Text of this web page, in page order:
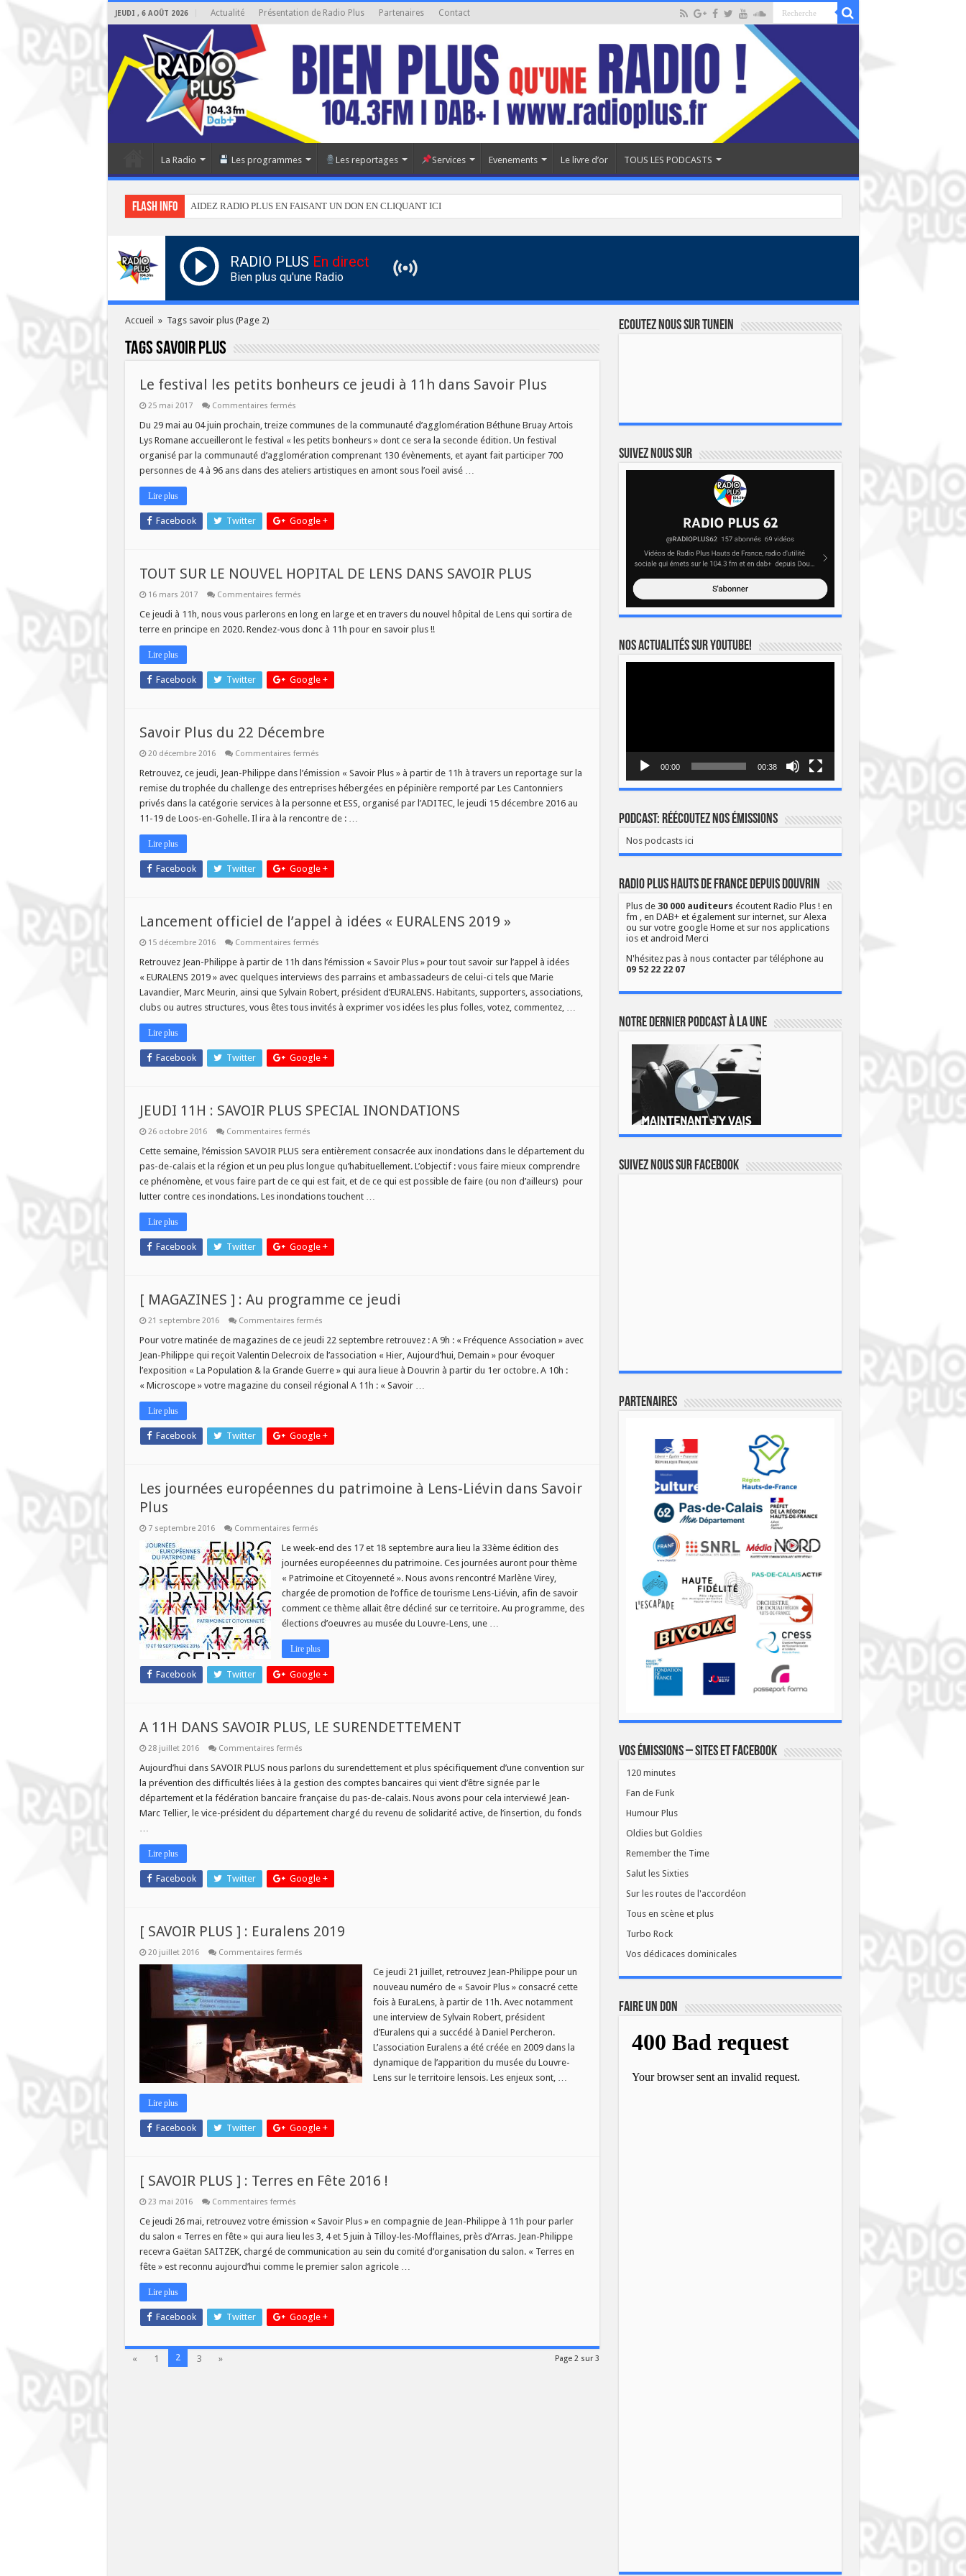
JEUDI , 6 AOÛT 2026 Actualité Présentation de Radio Plus Partenaires Contact
La Radio Les programmes Les reportages Services Evenements Le livre d’or TOUS LES PODCASTS
Flash info AIDEZ RADIO PLUS EN FAISANT UN DON EN CLIQUANT ICI
RADIO PLUS En direct
Bien plus qu'une Radio
Accueil » Tags savoir plus(Page 2)
Tagssavoir plus
Le festival les petits bonheurs ce jeudi à 11h dans Savoir Plus
25 mai 2017 Commentaires ferméssur
festival
petits
bonheurs
ce
jeudi
Plus
Du 29 mai au 04 juin prochain, treize communes de la communauté d’agglomération Béthune Bruay Artois
Lys Romane accueilleront le festival « les petits bonheurs » dont ce sera la seconde édition. Un festival
organisé par la communauté d’agglomération comprenant 130 évènements, et ayant fait participer 700
personnes de 4 à 96 ans dans des ateliers artistiques en amont sous l’oeil avisé …
Lire plus
Facebook Twitter Google +
TOUT SUR LE NOUVEL HOPITAL DE LENS DANS SAVOIR PLUS
16 mars 2017 Commentaires ferméssur
SUR
NOUVEL
SAVOIR
PLUS
Ce jeudi à 11h, nous vous parlerons en long en large et en travers du nouvel hôpital de Lens qui sortira de
terre en principe en 2020. Rendez-vous donc à 11h pour en savoir plus !!
Lire plus
Facebook Twitter Google +
Savoir Plus du 22 Décembre
20 décembre 2016 Commentaires ferméssur
Plus
22
Décembre
Retrouvez, ce jeudi, Jean-Philippe dans l’émission « Savoir Plus » à partir de 11h à travers un reportage sur la
remise du trophée du challenge des entreprises hébergées en pépinière remporté par Les Cantonniers
privés dans la catégorie services à la personne et ESS, organisé par l’ADITEC, le jeudi 15 décembre 2016 au
11-19 de Loos-en-Gohelle. Il ira à la rencontre de : …
Lire plus
Facebook Twitter Google +
Lancement officiel de l’appel à idées « EURALENS 2019 »
15 décembre 2016 Commentaires ferméssur
officiel
l’appel
à
idées
« EURALENS
Retrouvez Jean-Philippe à partir de 11h dans l’émission « Savoir Plus » pour tout savoir sur l’appel à idées
« EURALENS 2019 » avec quelques interviews des parrains et ambassadeurs de celui-ci tels que Marie
Lavandier, Marc Meurin, ainsi que Sylvain Robert, président d’EURALENS. Habitants, supporters, associations,
clubs ou autres structures, vous êtes tous invités à exprimer vos idées les plus folles, votez, commentez, …
Lire plus
Facebook Twitter Google +
JEUDI 11H : SAVOIR PLUS SPECIAL INONDATIONS
26 octobre 2016 Commentaires ferméssur
11H
SAVOIR
PLUS
SPECIAL
INONDATIONS
Cette semaine, l’émission SAVOIR PLUS sera entièrement consacrée aux inondations dans le département du
pas-de-calais et la région et un peu plus longue qu’habituellement. L’objectif : vous faire mieux comprendre
ce phénomène, et vous faire part de ce qui est fait, et de ce qui est possible de faire (ou non d’ailleurs) pour
lutter contre ces inondations. Les inondations touchent …
Lire plus
Facebook Twitter Google +
[ MAGAZINES ] : Au programme ce jeudi
21 septembre 2016 Commentaires ferméssur
MAGAZINES
:
Au
programme
ce
Pour votre matinée de magazines de ce jeudi 22 septembre retrouvez : A 9h : « Fréquence Association » avec
Jean-Philippe qui reçoit Valentin Delecroix de l’association « Hier, Aujourd’hui, Demain » pour évoquer
l’exposition « La Population & la Grande Guerre » qui aura lieue à Douvrin à partir du 1er octobre. A 10h :
« Microscope » votre magazine du conseil régional A 11h : « Savoir …
Lire plus
Facebook Twitter Google +
Les journées européennes du patrimoine à Lens-Liévin dans Savoir
Plus
7 septembre 2016 Commentaires ferméssur
journées
du
patrimoine
à
Lens-
Liévin
dans
Savoir
Le week-end des 17 et 18 septembre aura lieu la 33ème édition des
journées européeennes du patrimoine. Ces journées auront pour thème
« Patrimoine et Citoyenneté ». Nous avons rencontré Marlène Virey,
chargée de promotion de l’office de tourisme Lens-Liévin, afin de savoir
comment ce thème allait être décliné sur ce territoire. Au programme, des
élections d’oeuvres au musée du Louvre-Lens, une …
Lire plus
Facebook Twitter Google +
A 11H DANS SAVOIR PLUS, LE SURENDETTEMENT
28 juillet 2016 Commentaires ferméssur
11H
SAVOIR
PLUS,
LE
SURENDETTEMENT
Aujourd’hui dans SAVOIR PLUS nous parlons du surendettement et plus spécifiquement d’une convention sur
la prévention des difficultés liées à la gestion des comptes bancaires qui vient d’être signée par le
département et la fédération bancaire française du pas-de-calais. Nous avons pour cela interviewé Jean-
Marc Tellier, le vice-président du département chargé du revenu de solidarité active, de l’insertion, du fonds
Lire plus
Facebook Twitter Google +
[ SAVOIR PLUS ] : Euralens 2019
20 juillet 2016 Commentaires ferméssur
Ce jeudi 21 juillet, retrouvez Jean-Philippe pour un
nouveau numéro de « Savoir Plus » consacré cette
fois à EuraLens, à partir de 11h. Avec notamment
une interview de Sylvain Robert, président
d’Euralens qui a succédé à Daniel Percheron.
L’association Euralens a été créée en 2009 dans la
dynamique de l’apparition du musée du Louvre-
Lens sur le territoire lensois. Les enjeux sont, …
Lire plus
Facebook Twitter Google +
[ SAVOIR PLUS ] : Terres en Fête 2016 !
23 mai 2016 Commentaires ferméssur
SAVOIR
]
:
Terres
en
Ce jeudi 26 mai, retrouvez votre émission « Savoir Plus » en compagnie de Jean-Philippe à 11h pour parler
du salon « Terres en fête » qui aura lieu les 3, 4 et 5 juin à Tilloy-les-Mofflaines, près d’Arras. Jean-Philippe
recevra Gaëtan SAITZEK, chargé de communication au sein du comité d’organisation du salon. « Terres en
fête » est reconnu aujourd’hui comme le premier salon agricole …
Lire plus
Facebook Twitter Google +
Page 2 sur 3
« 1 2 3 »
Ecoutez nous sur TuneIn
Suivez nous sur
Nos actualités sur YOUTUBE!
00:00 00:38
Podcast: Réécoutez nos émissions
Nos podcasts ici
Radio Plus Hauts de France depuis Douvrin
Plus de 30 000 auditeurs écoutent Radio Plus ! en
fm , en DAB+ et également sur internet, sur Alexa
ou sur votre google Home et sur nos applications
ios et android Merci
N'hésitez pas à nous contacter par téléphone au
09 52 22 22 07
Notre dernier podcast à la une
Suivez nous sur Facebook
Partenaires
Vos émissions – Sites et Facebook
120 minutes
Fan de Funk
Humour Plus
Oldies but Goldies
Remember the Time
Salut les Sixties
Sur les routes de l'accordéon
Tous en scène et plus
Turbo Rock
Vos dédicaces dominicales
FAIRE UN DON